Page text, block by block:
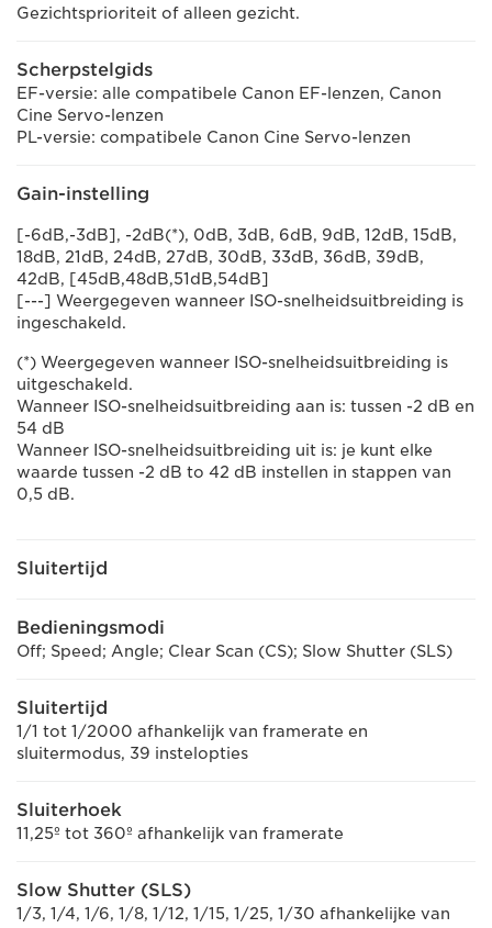
Gezichtsprioriteit of alleen gezicht.
Scherpstelgids
EF-versie: alle compatibele Canon EF-lenzen, Canon
Cine Servo-lenzen
PL-versie: compatibele Canon Cine Servo-lenzen
Gain-instelling
[-6dB,-3dB], -2dB(*), 0dB, 3dB, 6dB, 9dB, 12dB, 15dB,
18dB, 21dB, 24dB, 27dB, 30dB, 33dB, 36dB, 39dB,
42dB, [45dB,48dB,51dB,54dB]
[---] Weergegeven wanneer ISO-snelheidsuitbreiding is
ingeschakeld.
(*) Weergegeven wanneer ISO-snelheidsuitbreiding is
uitgeschakeld.
Wanneer ISO-snelheidsuitbreiding aan is: tussen -2 dB en
54 dB
Wanneer ISO-snelheidsuitbreiding uit is: je kunt elke
waarde tussen -2 dB to 42 dB instellen in stappen van
0,5 dB.
Sluitertijd
Bedieningsmodi
Off; Speed; Angle; Clear Scan (CS); Slow Shutter (SLS)
Sluitertijd
1/1 tot 1/2000 afhankelijk van framerate en
sluitermodus, 39 instelopties
Sluiterhoek
11,25º tot 360º afhankelijk van framerate
Slow Shutter (SLS)
1/3, 1/4, 1/6, 1/8, 1/12, 1/15, 1/25, 1/30 afhankelijke van